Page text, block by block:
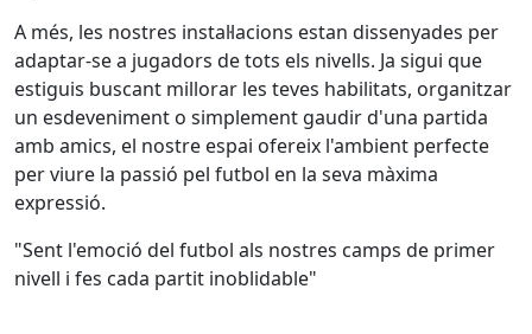
A més, les nostres instal·lacions estan dissenyades per
adaptar-se a jugadors de tots els nivells. Ja sigui que
estiguis buscant millorar les teves habilitats, organitzar
un esdeveniment o simplement gaudir d'una partida
amb amics, el nostre espai ofereix l'ambient perfecte
per viure la passió pel futbol en la seva màxima
expressió.
"Sent l'emoció del futbol als nostres camps de primer
nivell i fes cada partit inoblidable"